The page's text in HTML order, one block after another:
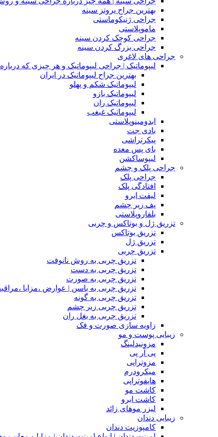
بهترین جراح پروتز سینه
جراحی ژنیکوماستی
ماموپلاستی
جراحی کوچک کردن سینه
جراحی بزرگ کردن سینه
جراحی های لاغری
لیپوماتیک | جراحی لیپوماتیک و هر چیزی که درباره
بهترین جراح لیپوماتیک در ایران
لیپوماتیک شکم و پهلو
لیپوماتیک بازو
لیپوماتیک ران
لیپوماتیک غبغب
ابدومینوپلاستی
بادی‌ جت
پیکرتراشی
بای پس معده
لیپوساکشن
جراحی پلک و چشم
جراحی پلک
افتادگی پلک
لیفت ابرو
پف زیر چشم
بلفاروپلاستی
تزریق ژل و بوتاکس و چربی
تزریق بوتاکس
تزریق ژل
تزریق چربی
تزریق چربی به روش نانوفت
تزریق چربی به دست
تزریق چربی به صورت
تزریق چربی به باسن | عوارض ،مزایا
تزریق چربی به گونه
تزریق چربی زیر چشم
تزریق چربی به بغل ران
زاویه سازی صورت و فک
زیبایی پوست و مو
مزونیدلینگ
پی آر پی
مزوتراپی
میکرودرم
هایفوتراپی
کاشت مو
کاشت ابرو
لیزر موهای زائد
زیبایی دندان
کامپوزیت دندان